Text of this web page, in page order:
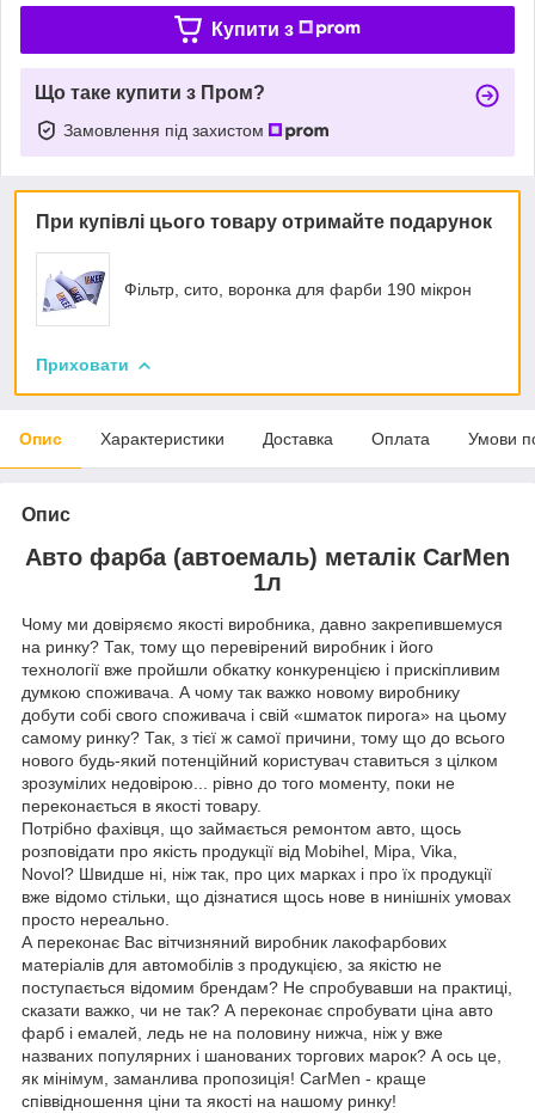
Купити з
Що таке купити з Пром?
Замовлення під захистом
При купівлі цього товару отримайте подарунок
Фільтр, сито, воронка для фарби 190 мікрон
Приховати
Опис Характеристики Доставка Оплата Умови
Опис
Авто фарба (автоемаль) металік CarMen
1л
Чому ми довіряємо якості виробника, давно закрепившемуся
на ринку? Так, тому що перевірений виробник і його
технології вже пройшли обкатку конкуренцією і прискіпливим
думкою споживача. А чому так важко новому виробнику
добути собі свого споживача і свій «шматок пирога» на цьому
самому ринку? Так, з тієї ж самої причини, тому що до всього
нового будь-який потенційний користувач ставиться з цілком
зрозумілих недовірою... рівно до того моменту, поки не
переконається в якості товару.
Потрібно фахівця, що займається ремонтом авто, щось
розповідати про якість продукції від Mobihel, Mipa, Vika,
Novol? Швидше ні, ніж так, про цих марках і про їх продукції
вже відомо стільки, що дізнатися щось нове в нинішніх умовах
просто нереально.
А переконає Вас вітчизняний виробник лакофарбових
матеріалів для автомобілів з продукцією, за якістю не
поступається відомим брендам? Не спробувавши на практиці,
сказати важко, чи не так? А переконає спробувати ціна авто
фарб і емалей, ледь не на половину нижча, ніж у вже
названих популярних і шанованих торгових марок? А ось це,
як мінімум, заманлива пропозиція! CarMen - краще
співвідношення ціни та якості на нашому ринку!